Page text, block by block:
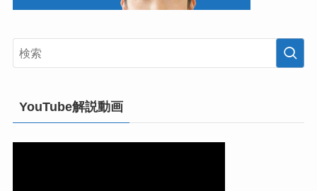
YouTube解説動画